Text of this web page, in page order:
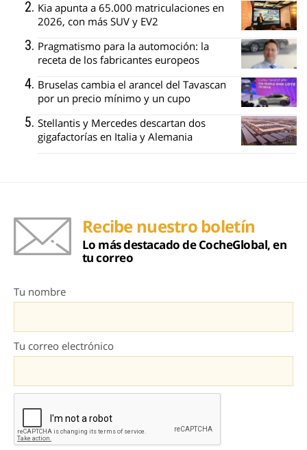
Kia apunta a 65.000 matriculaciones en
2026, con más SUV y EV2
Pragmatismo para la automoción: la
receta de los fabricantes europeos
Bruselas cambia el arancel del Tavascan
por un precio mínimo y un cupo
Stellantis y Mercedes descartan dos
gigafactorías en Italia y Alemania
Recibe nuestro boletín
Lo más destacado de CocheGlobal, en
tu correo
Tu nombre
Tu correo electrónico